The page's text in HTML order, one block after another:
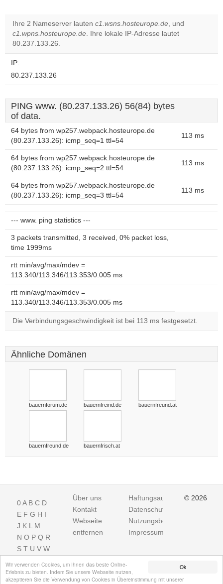
Ok
Wir verwenden Cookies, um Ihnen das beste Online-
Erlebnis zu bieten. Indem Sie unsere Webseite nutzen,
akzeptieren Sie die Verwendung von Cookies in Übereinstimmung mit unserer
Ihre 2 Nameserver lauten c1.wsns.hosteurope.de, und
c1.wpns.hosteurope.de. Ihre lokale IP-Adresse lautet
80.237.133.26.
IP:
80.237.133.26
PING www. (80.237.133.26) 56(84) bytes
of data.
64 bytes from wp257.webpack.hosteurope.de
(80.237.133.26): icmp_seq=1 ttl=54
113 ms
64 bytes from wp257.webpack.hosteurope.de
(80.237.133.26): icmp_seq=2 ttl=54
113 ms
64 bytes from wp257.webpack.hosteurope.de
(80.237.133.26): icmp_seq=3 ttl=54
113 ms
--- www. ping statistics ---
3 packets transmitted, 3 received, 0% packet loss,
time 1999ms
rtt min/avg/max/mdev =
113.340/113.346/113.353/0.005 ms
rtt min/avg/max/mdev =
113.340/113.346/113.353/0.005 ms
Die Verbindungsgeschwindigkeit ist bei 113 ms festgesetzt.
Ähnliche Domänen
bauernforum.de bauernfreind.de bauernfreund.at
bauernfreund.de bauernfrisch.at
0A B C D
E F G H I
J K L M
N O P Q R
S T U V W
Über uns
Kontakt
Webseite
entfernen
Haftungsausschluss
Datenschutz
Nutzungsbedingungen
Impressum
© 2026